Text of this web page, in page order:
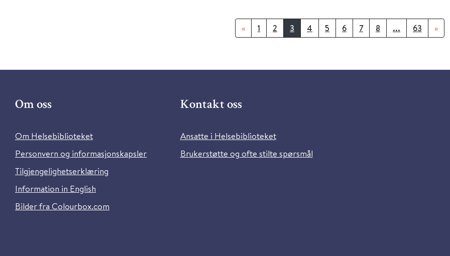
« 1 2 3 4 5 6 7 8 ... 63 »
Om oss
Om Helsebiblioteket
Personvern og informasjonskapsler
Tilgjengelighetserklæring
Information in English
Bilder fra Colourbox.com
Kontakt oss
Ansatte i Helsebiblioteket
Brukerstøtte og ofte stilte spørsmål